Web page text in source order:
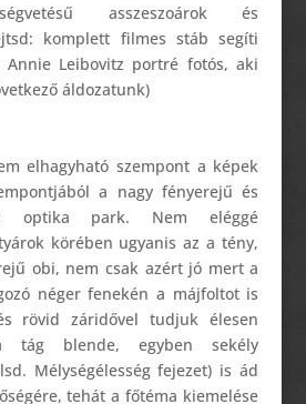
asszeszoárok és
komplett filmes stáb segíti
Annie Leibovitz portré fotós, aki
áldozatunk)
elhagyható szempont a képek
a nagy fényerejű és
optika park. Nem eléggé
körében ugyanis az a tény,
obi, nem csak azért jó mert a
néger fenekén a májfoltot is
rövid záridővel tudjuk élesen
tág blende, egyben sekély
Mélységélesség fejezet) is ád
tehát a főtéma kiemelése